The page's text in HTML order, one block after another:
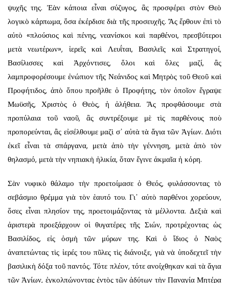
ψυχῆς της. Ἐὰν κάποια εἶναι σύζυγος, ἂς προσφέρει στὸν Θεὸ
λογικὸ κάρπωμα, ὅσα ἐκέρδισε διὰ τῆς προσευχῆς. Ἂς ἔρθουν ἐπὶ τὸ
αὐτὸ «πλούσιος καὶ πένης, νεανίσκοι καὶ παρθένοι, πρεσβύτεροι
μετὰ νεωτέρων», ἱερεῖς καὶ Λευΐται, Βασιλεῖς καὶ Στρατηγοί,
Βασίλισσες καὶ Ἀρχόντισες, ὅλοι καὶ ὅλες μαζί, ἂς
λαμπροφορέσουμε ἐνώπιον τῆς Νεάνιδος καὶ Μητρὸς τοῦ Θεοῦ καὶ
Προφήτιδος, ἀπὸ ὅπου προῆλθε ὁ Προφήτης, τὸν ὁποῖον ἔγραψε
Μωϋσῆς, Χριστὸς ὁ Θεὸς, ἡ ἀλήθεια. Ἂς προφθάσουμε στὰ
προπύλαια τοῦ ναοῦ, ἂς συντρέξουμε μὲ τὶς παρθένους ποὺ
προπορεύνται, ἂς εἰσέλθουμε μαζὶ σ᾿ αὐτὰ τὰ ἅγια τῶν Ἁγίων. Διότι
ἐκεῖ εἶναι τὰ σπάργανα, μετὰ ἀπὸ τὴν γέννηση, μετὰ ἀπὸ τὸν
θηλασμό, μετὰ τὴν νηπιακὴ ἡλικία, ὅταν ἔγινε ἀκμαῖα ἡ κόρη.
Σὰν νυφικὸ θάλαμο τὴν προετοίμασε ὁ Θεός, φυλάσσοντας τὸ
σεβάσμιο θρέμμα γιὰ τὸν ἑαυτό του. Γι᾿ αὐτὸ παρθένοι χορεύουν,
ὅσες εἶναι πλησίον της, προετοιμάζοντας τὰ μέλλοντα. Δεξιὰ καὶ
ἀριστερὰ προεξάρχουν οἱ θυγατέρες τῆς Σιών, προτρέχοντας ὡς
Βασιλίδος, εἰς ὀσμὴ τῶν μύρων της. Καὶ ὁ ἴδιος ὁ Ναὸς
ἀναπετώντας τὶς ἱερές του πῦλες τὶς διάνοιξε, γιὰ νὰ ὑποδεχτεῖ τὴν
βασιλικὴ δόξα τοῦ παντός. Τότε πλέον, τότε ανοίχθηκαν καὶ τὰ ἅγια
τῶν Ἁγίων, ἐγκολπώνοντας ἐντὸς τῶν ἀδύτων τὴν Παναγία Μητέρα